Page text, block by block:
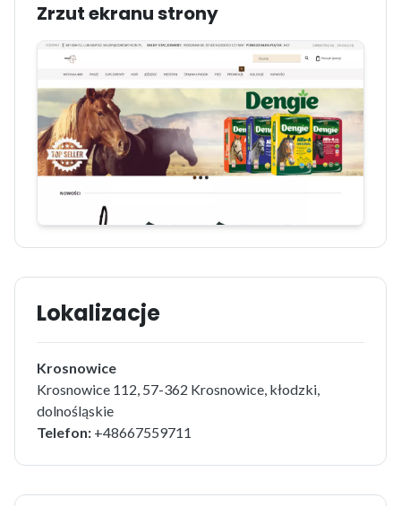
Zrzut ekranu strony
Lokalizacje
Krosnowice
Krosnowice 112, 57-362 Krosnowice, kłodzki,
dolnośląskie
Telefon: +48667559711